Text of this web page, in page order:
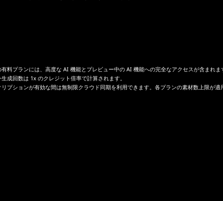
料プランには、高度な AI 機能とプレビュー中の AI 機能への完全なアクセスが含まれま
成回数は 1x のクレジット倍率で計算されます。
プションが有効な間は無制限クラウド同期を利用できます。各プランの素材数上限が適